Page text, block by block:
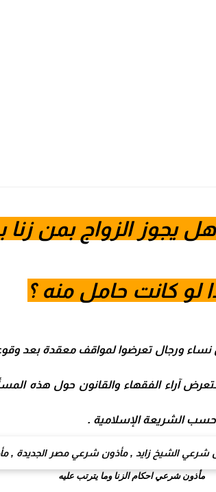
يجوز الزواج بمن زنا
لو كانت حامل منه ؟
ورجال تعرضوا لمواقف معقدة بعد وقوع
آراء الفقهاء والقانون حول هذه
حسب الشريعة الإسلامية .
مأذون شرعي احكام الزنا وما يترتب عليه